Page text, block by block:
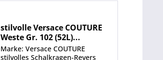
stilvolle Versace COUTURE
Weste Gr. 102 (52L)...
Marke: Versace COUTURE
stilvolles Schalkragen-Revers